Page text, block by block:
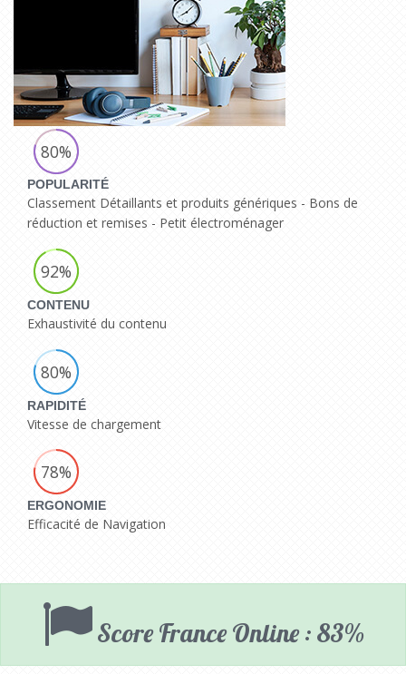
80%
POPULARITÉ
Classement Détaillants et produits génériques - Bons de
réduction et remises - Petit électroménager
92%
CONTENU
Exhaustivité du contenu
80%
RAPIDITÉ
Vitesse de chargement
78%
ERGONOMIE
Efficacité de Navigation
Score France Online : 83%